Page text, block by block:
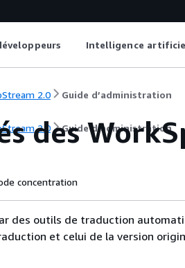
Intelligence
2.0 Guide d’administration
2.0 Guide d’administration
des
concentration
des outils de traduction
et celui de la version